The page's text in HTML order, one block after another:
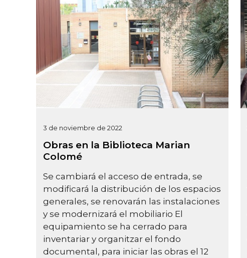
3 de noviembre de 2022
Obras en la Biblioteca Marian
Colomé
Se cambiará el acceso de entrada, se
modificará la distribución de los espacios
generales, se renovarán las instalaciones
y se modernizará el mobiliario El
equipamiento se ha cerrado para
inventariar y organitzar el fondo
documental, para iniciar las obras el 12